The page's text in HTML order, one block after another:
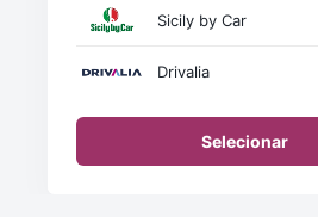
Sicily by Car
Drivalia
Selecionar